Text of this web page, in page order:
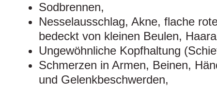
Sodbrennen,
Nesselausschlag, Akne, flache
bedeckt von kleinen Beulen,
Ungewöhnliche Kopfhaltung
Schmerzen in Armen, Beinen,
und Gelenkbeschwerden,